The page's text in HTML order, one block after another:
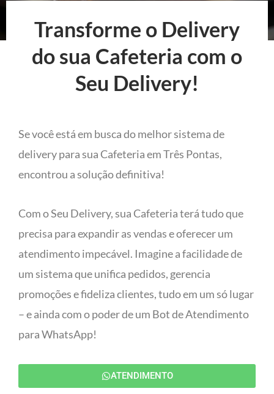
Transforme o Delivery
do sua Cafeteria com o
Seu Delivery!
Se você está em busca do melhor sistema de
delivery para sua Cafeteria em Três Pontas,
encontrou a solução definitiva!
Com o Seu Delivery, sua Cafeteria terá tudo que
precisa para expandir as vendas e oferecer um
atendimento impecável. Imagine a facilidade de
um sistema que unifica pedidos, gerencia
promoções e fideliza clientes, tudo em um só lugar
– e ainda com o poder de um Bot de Atendimento
para WhatsApp!
ATENDIMENTO